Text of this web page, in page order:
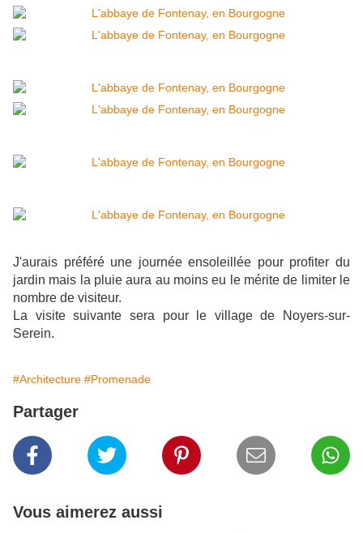
J'aurais préféré une journée ensoleillée pour profiter du
jardin mais la pluie aura au moins eu le mérite de limiter le
nombre de visiteur.
La visite suivante sera pour le village de Noyers-sur-
Serein.
#Architecture #Promenade
Partager
Vous aimerez aussi